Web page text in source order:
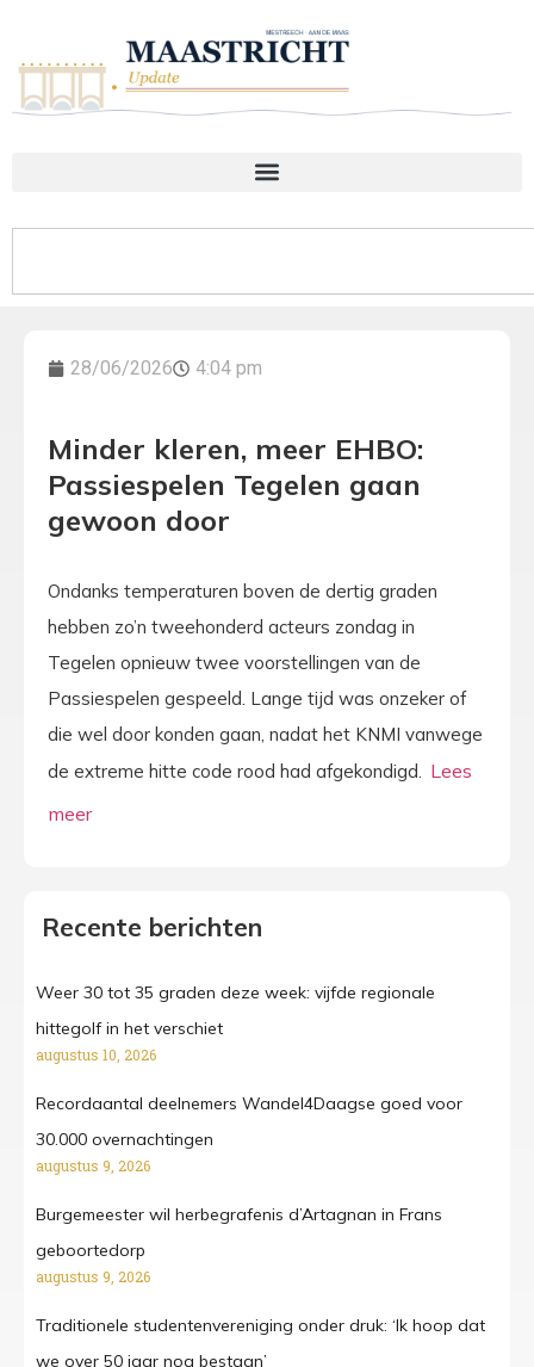
28/06/2026 4:04 pm
Minder kleren, meer EHBO:
Passiespelen Tegelen gaan
gewoon door
Ondanks temperaturen boven de dertig graden
hebben zo’n tweehonderd acteurs zondag in
Tegelen opnieuw twee voorstellingen van de
Passiespelen gespeeld. Lange tijd was onzeker of
die wel door konden gaan, nadat het KNMI vanwege
de extreme hitte code rood had afgekondigd.
Recente berichten
Weer 30 tot 35 graden deze week: vijfde regionale
hittegolf in het verschiet
augustus 10, 2026
Recordaantal deelnemers Wandel4Daagse goed voor
30.000 overnachtingen
augustus 9, 2026
Burgemeester wil herbegrafenis d’Artagnan in Frans
geboortedorp
augustus 9, 2026
Traditionele studentenvereniging onder druk: ‘Ik hoop dat
we over 50 jaar nog bestaan’